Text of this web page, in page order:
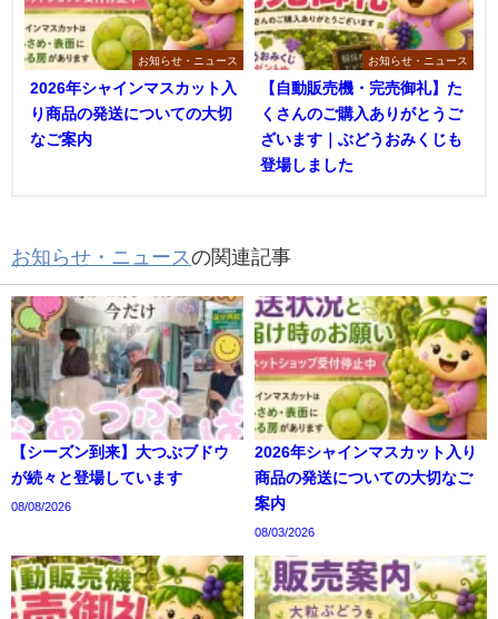
お知らせ・ニュース
2026年シャインマスカット入
り商品の発送についての大切
なご案内
お知らせ・ニュース
【自動販売機・完売御礼】た
くさんのご購入ありがとうご
ざいます｜ぶどうおみくじも
登場しました
お知らせ・ニュース の関連記事
【シーズン到来】大つぶブドウ
が続々と登場しています
08/08/2026
2026年シャインマスカット入り
商品の発送についての大切なご
案内
08/03/2026